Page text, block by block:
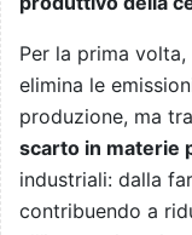
Per la prima
elimina le
produzione, ma
scarto in materie
industriali: dalla
contribuendo a